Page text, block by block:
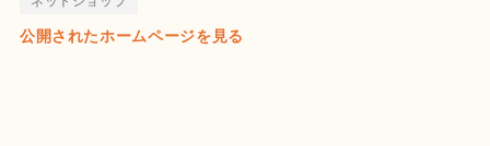
公開されたホームページを見る